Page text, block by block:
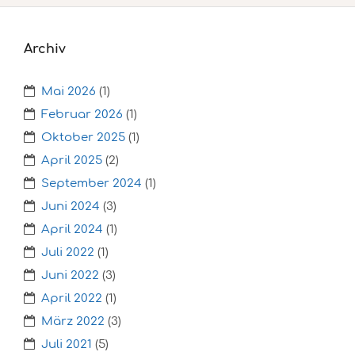
Archiv
Mai 2026 (1)
Februar 2026 (1)
Oktober 2025 (1)
April 2025 (2)
September 2024 (1)
Juni 2024 (3)
April 2024 (1)
Juli 2022 (1)
Juni 2022 (3)
April 2022 (1)
März 2022 (3)
Juli 2021 (5)